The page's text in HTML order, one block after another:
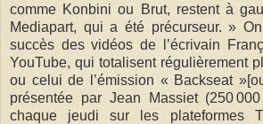
comme Konbini ou Brut, restent à
Mediapart, qui a été précurseur. »
succès des vidéos de l’écrivain
YouTube, qui totalisent régulièrement
ou celui de l’émission « Backseat
présentée par Jean Massiet (250
chaque jeudi sur les plateformes